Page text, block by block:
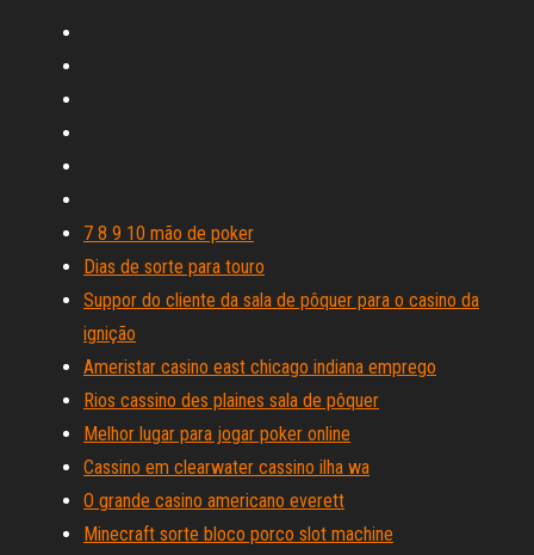
7 8 9 10 mão de poker
Dias de sorte para touro
Suppor do cliente da sala de pôquer para o casino da
ignição
Ameristar casino east chicago indiana emprego
Rios cassino des plaines sala de pôquer
Melhor lugar para jogar poker online
Cassino em clearwater cassino ilha wa
O grande casino americano everett
Minecraft sorte bloco porco slot machine